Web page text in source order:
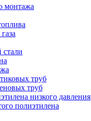
монтажа
труб
труб
низкого давления
полиэтилена